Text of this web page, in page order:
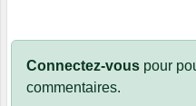
Connectez-vous pour
commentaires.